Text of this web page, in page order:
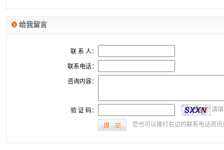
给我留言
联 系 人：
联系电话：
咨询内容：
验 证 码： 请填
您也可以拨打右边的联系电话资